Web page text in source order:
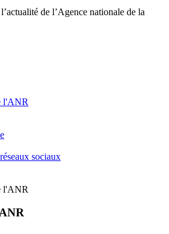
de l’Agence nationale de la
l'ANR
sociaux
l'ANR